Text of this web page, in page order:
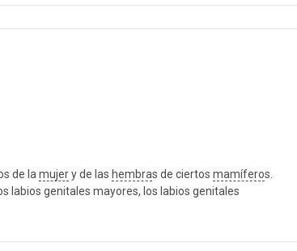
de lamujery de las hembras de ciertos mamíferos.
labios genitales mayores, los labios genitales